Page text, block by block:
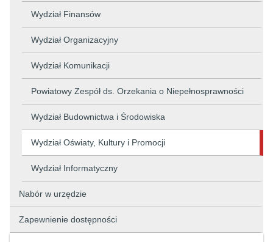
Wydział Finansów
Wydział Organizacyjny
Wydział Komunikacji
Powiatowy Zespół ds. Orzekania o Niepełnosprawności
Wydział Budownictwa i Środowiska
Wydział Oświaty, Kultury i Promocji
Wydział Informatyczny
Nabór w urzędzie
Zapewnienie dostępności